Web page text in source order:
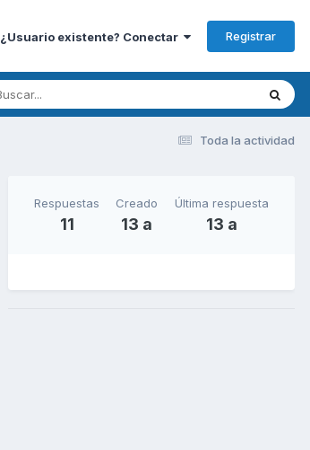
¿Usuario existente? Conectar Registrar
Toda la actividad
Respuestas
11
Creado
13 a
Última respuesta
13 a